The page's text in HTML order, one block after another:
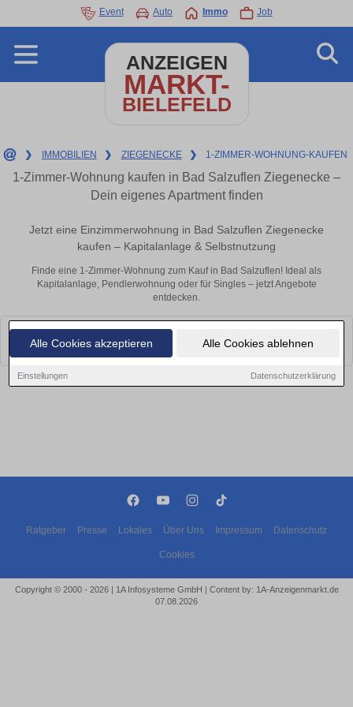
Alle Cookies akzeptieren Alle Cookies ablehnen
Einstellungen Datenschutzerklärung
Event Auto Immo Job
ANZEIGEN
MARKT-
BIELEFELD
❯ IMMOBILIEN ❯ ZIEGENECKE ❯ 1-ZIMMER-WOHNUNG-KAUFEN
1-Zimmer-Wohnung kaufen in Bad Salzuflen Ziegenecke –
Dein eigenes Apartment finden
Jetzt eine Einzimmerwohnung in Bad Salzuflen Ziegenecke
kaufen – Kapitalanlage & Selbstnutzung
Finde eine 1-Zimmer-Wohnung zum Kauf in Bad Salzuflen! Ideal als
Kapitalanlage, Pendlerwohnung oder für Singles – jetzt Angebote
entdecken.
Leider konnten wir derzeit keine passenden Objekte finden. Schauen Sie
bald wieder vorbei!
Ratgeber Presse Lokales Über Uns Impressum Datenschutz
Cookies
Copyright © 2000 - 2026 | 1A Infosysteme GmbH | Content by: 1A-Anzeigenmarkt.de
07.08.2026